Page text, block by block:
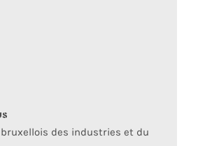
bruxellois des industries et du